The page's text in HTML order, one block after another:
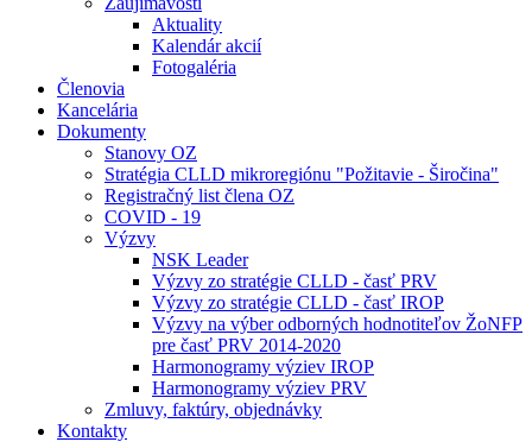
Aktuality
Kalendár akcií
Fotogaléria
Členovia
Kancelária
Dokumenty
Stanovy OZ
Stratégia CLLD mikroregiónu "Požitavie - Širočina"
Registračný list člena OZ
COVID - 19
Výzvy
NSK Leader
Výzvy zo stratégie CLLD - časť PRV
Výzvy zo stratégie CLLD - časť IROP
Výzvy na výber odborných hodnotiteľov ŽoNFP
pre časť PRV 2014-2020
Harmonogramy výziev IROP
Harmonogramy výziev PRV
Zmluvy, faktúry, objednávky
Kontakty